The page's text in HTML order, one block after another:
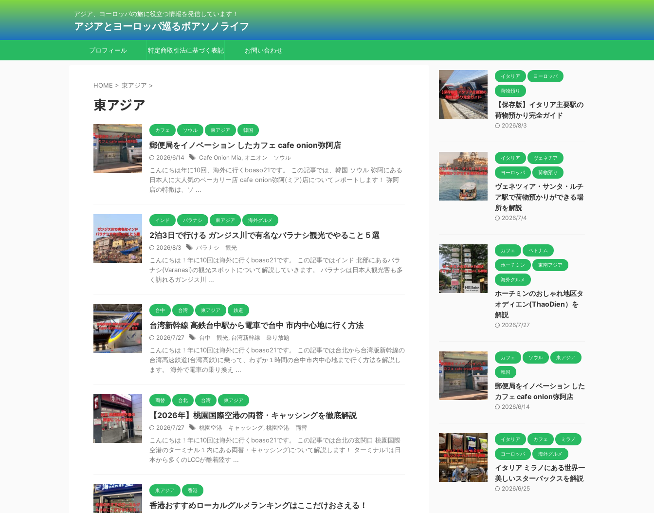
アジア、ヨーロッパの旅に役立つ情報を発信しています！
アジアとヨーロッパ巡るボアソノライフ
プロフィール 特定商取引法に基づく表記 お問い合わせ
HOME > 東アジア >
東アジア
カフェ ソウル 東アジア 韓国
郵便局をイノベーション したカフェ cafe onion弥阿店
2026/6/14 Cafe Onion Mia, オニオン ソウル
こんにちは年に10回、海外に行くboaso21です。 この記事では、韓国 ソウル 弥阿にある
日本人に大人気のベーカリー店 cafe onion弥阿(ミア)店についてレポートします！ 弥阿
店の特徴は、ソ ...
インド バラナシ 東アジア 海外グルメ
2泊3日で行ける ガンジス川で有名なバラナシ観光でやること５選
2026/8/3 バラナシ 観光
こんにちは！年に10回は海外に行くboaso21です。 この記事ではインド 北部にあるバラ
ナシ(Varanasi)の観光スポットについて解説していきます。 バラナシは日本人観光客も多
く訪れるガンジス川 ...
台中 台湾 東アジア 鉄道
台湾新幹線 高鉄台中駅から電車で台中 市内中心地に行く方法
2026/7/27 台中 観光, 台湾新幹線 乗り放題
こんにちは！年に10回は海外に行くboaso21です。 この記事では台北から台湾版新幹線の
台湾高速鉄道(台湾高鉄)に乗って、わずか１時間の台中市内中心地まで行く方法を解説し
ます。 海外で電車の乗り換え ...
両替 台北 台湾 東アジア
【2026年】桃園国際空港の両替・キャッシングを徹底解説
2026/7/27 桃園空港 キャッシング, 桃園空港 両替
こんにちは！年に10回は海外に行くboaso21です。 この記事では台北の玄関口 桃園国際
空港のターミナル１内にある両替・キャッシングについて解説します！ ターミナル1は日
本から多くのLCCが離着陸す ...
東アジア 香港
香港おすすめローカルグルメランキングはここだけおさえる！
イタリア ヨーロッパ
荷物預り
【保存版】イタリア主要駅の
荷物預かり完全ガイド
2026/8/3
イタリア ヴェネチア
ヨーロッパ 荷物預り
ヴェネツィア・サンタ・ルチ
ア駅で荷物預かりができる場
所を解説
2026/7/4
カフェ ベトナム
ホーチミン 東南アジア
海外グルメ
ホーチミンのおしゃれ地区タ
オディエン(ThaoDien）を
解説
2026/7/27
カフェ ソウル 東アジア
韓国
郵便局をイノベーション した
カフェ cafe onion弥阿店
2026/6/14
イタリア カフェ ミラノ
ヨーロッパ 海外グルメ
イタリア ミラノにある世界一
美しいスターバックスを解説
2026/6/25